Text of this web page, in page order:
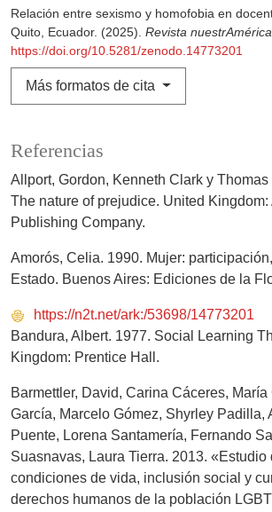
Relación entre sexismo y homofobia en
Quito, Ecuador. (2025). Revista nuestrAmérica
https://doi.org/10.5281/zenodo.14773201
Más formatos de cita
Referencias
Allport, Gordon, Kenneth Clark y Thomas
The nature of prejudice. United
Publishing Company.
Amorós, Celia. 1990. Mujer:
Estado. Buenos Aires: Ediciones de la
https://n2t.net/ark:/53698/14773201
Bandura, Albert. 1977. Social Learning
Kingdom: Prentice Hall.
Barmettler, David, Carina Cáceres,
García, Marcelo Gómez, Shyrley Padilla,
Puente, Lorena Santamería, Fernando
Suasnavas, Laura Tierra. 2013. «Estudio
condiciones de vida, inclusión social y
derechos humanos de la población